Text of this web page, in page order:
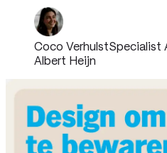
Coco VerhulstSpecialist
Albert Heijn